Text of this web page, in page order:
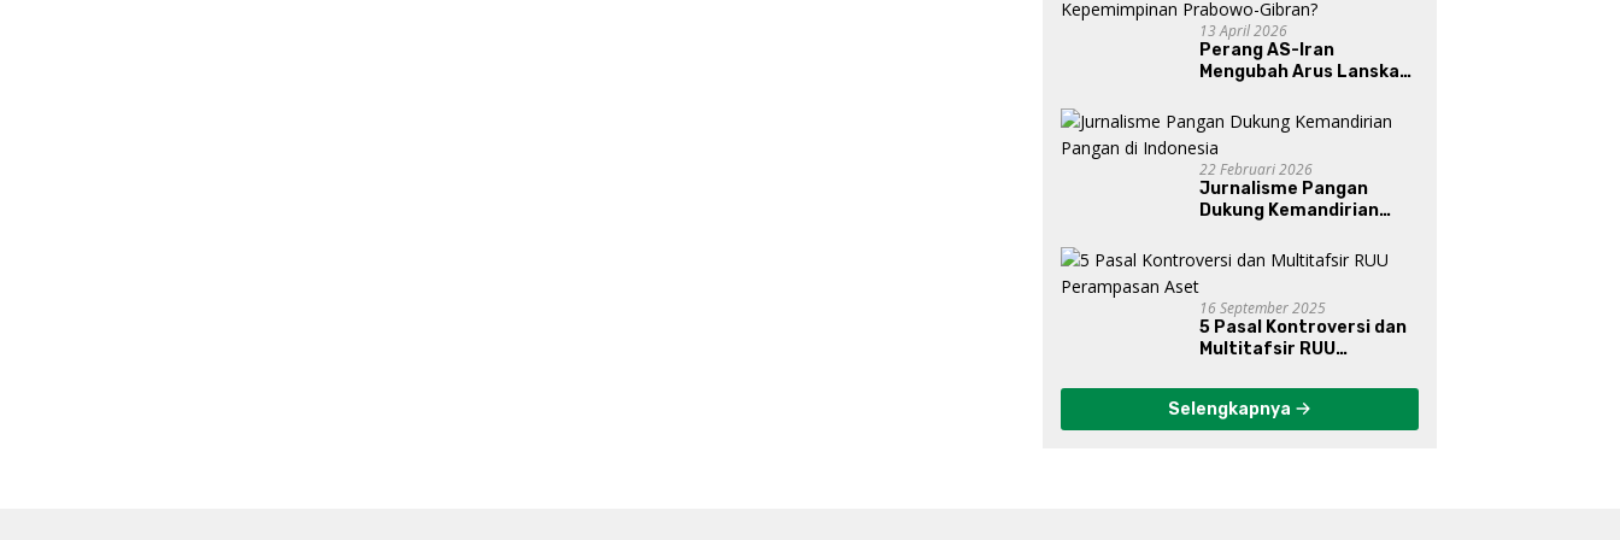
13 April 2026
Perang AS-Iran
Mengubah Arus Lanskap
Bawah Kepemimpinan
Prabowo-Gibran?
22 Februari 2026
Jurnalisme Pangan
Dukung Kemandirian
16 September 2025
5 Pasal Kontroversi dan
Multitafsir RUU
Selengkapnya